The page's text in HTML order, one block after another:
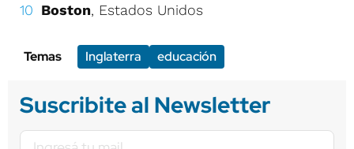
Boston, Estados Unidos
Temas Inglaterra educación
Suscribite al Newsletter